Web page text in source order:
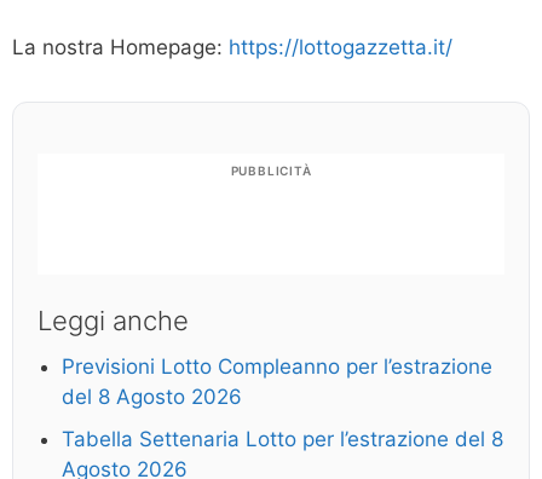
La nostra Homepage: https://lottogazzetta.it/
PUBBLICITÀ
Leggi anche
Previsioni Lotto Compleanno per l’estrazione
del 8 Agosto 2026
Tabella Settenaria Lotto per l’estrazione del 8
Agosto 2026